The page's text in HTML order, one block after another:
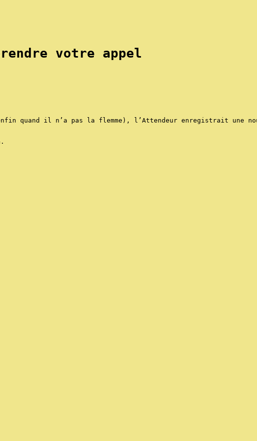
votre appel
quand il n’a pas la flemme), l’Attendeur enregistrait une